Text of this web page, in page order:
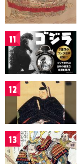
11
12
13